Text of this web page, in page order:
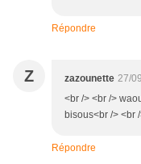
Répondre
Z zazounette 27/
<br /> <br />
bisous<br /> <br
Répondre